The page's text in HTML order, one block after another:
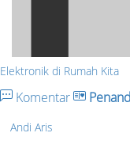
Elektronik di Rumah Kita
Komentar
Andi Aris